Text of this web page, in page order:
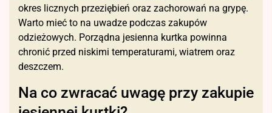
okres licznych przeziębień oraz zachorowań na grypę.
Warto mieć to na uwadze podczas zakupów
odzieżowych. Porządna jesienna kurtka powinna
chronić przed niskimi temperaturami, wiatrem oraz
deszczem.
Na co zwracać uwagę przy zakupie